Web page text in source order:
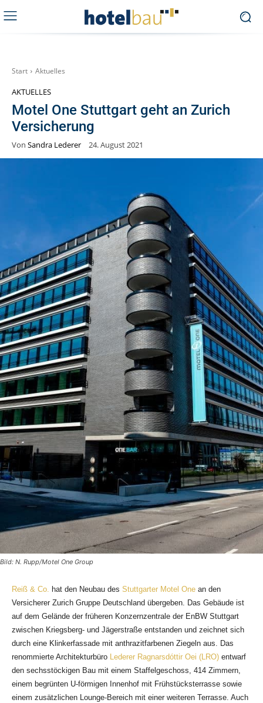
Start Aktuelles
AKTUELLES
Motel One Stuttgart geht an Zurich
Versicherung
Von Sandra Lederer 24. August 2021
Bild: N. Rupp/Motel One Group
Reiß & Co. hat den Neubau des Stuttgarter Motel One an den
Versicherer Zurich Gruppe Deutschland übergeben. Das Gebäude ist
auf dem Gelände der früheren Konzernzentrale der EnBW Stuttgart
zwischen Kriegsberg- und Jägerstraße entstanden und zeichnet sich
durch eine Klinkerfassade mit anthrazitfarbenen Ziegeln aus. Das
renommierte Architekturbüro Lederer Ragnarsdóttir Oei (LRO) entwarf
den sechsstöckigen Bau mit einem Staffelgeschoss, 414 Zimmern,
einem begrünten U-förmigen Innenhof mit Frühstücksterrasse sowie
einem zusätzlichen Lounge-Bereich mit einer weiteren Terrasse. Auch